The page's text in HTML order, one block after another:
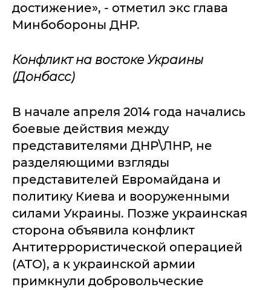
достижение», - отметил экс глава
Минбобороны ДНР.
Конфликт на востоке Украины
(Донбасс)
В начале апреля 2014 года начались
боевые действия между
представителями ДНР\ЛНР, не
разделяющими взгляды
представителей Евромайдана и
политику Киева и вооруженными
силами Украины. Позже украинская
сторона объявила конфликт
Антитеррористической операцией
(АТО), а к украинской армии
примкнули добровольческие